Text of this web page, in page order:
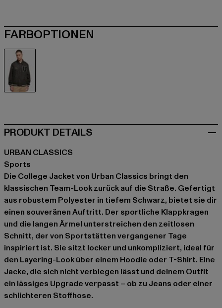
FARBOPTIONEN
PRODUKT DETAILS
URBAN CLASSICS
Sports
Die College Jacket von Urban Classics bringt den
klassischen Team-Look zurück auf die Straße. Gefertigt
aus robustem Polyester in tiefem Schwarz, bietet sie dir
einen souveränen Auftritt. Der sportliche Klappkragen
und die langen Ärmel unterstreichen den zeitlosen
Schnitt, der von Sportstätten vergangener Tage
inspiriert ist. Sie sitzt locker und unkompliziert, ideal für
den Layering-Look über einem Hoodie oder T-Shirt. Eine
Jacke, die sich nicht verbiegen lässt und deinem Outfit
ein lässiges Upgrade verpasst – ob zu Jeans oder einer
schlichteren Stoffhose.